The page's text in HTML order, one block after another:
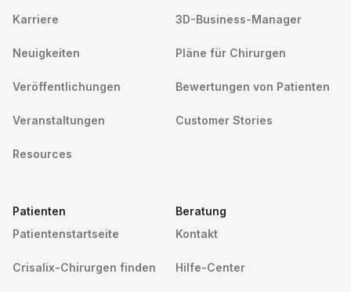
Karriere
Neuigkeiten
Veröffentlichungen
Veranstaltungen
Resources
3D-Business-Manager
Pläne für Chirurgen
Bewertungen von Patienten
Customer Stories
Patienten
Patientenstartseite
Crisalix-Chirurgen finden
Beratung
Kontakt
Hilfe-Center